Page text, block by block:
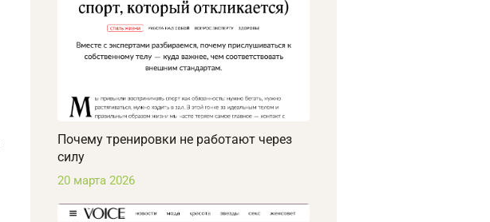
Почему тренировки не работают через
силу
20 марта 2026